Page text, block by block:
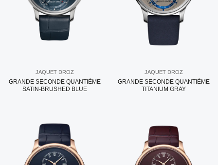
JAQUET DROZ
GRANDE SECONDE QUANTIÈME
SATIN-BRUSHED BLUE
JAQUET DROZ
GRANDE SECONDE QUANTIÈME
TITANIUM GRAY